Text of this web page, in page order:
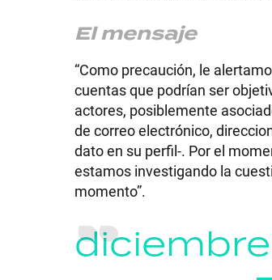
El mensaje
“Como precaución, le
cuentas que podrían ser
actores, posiblemente
de correo electrónico,
dato en su perfil-. Por el
estamos investigando la
momento”.
SHOW
POLÍTICA